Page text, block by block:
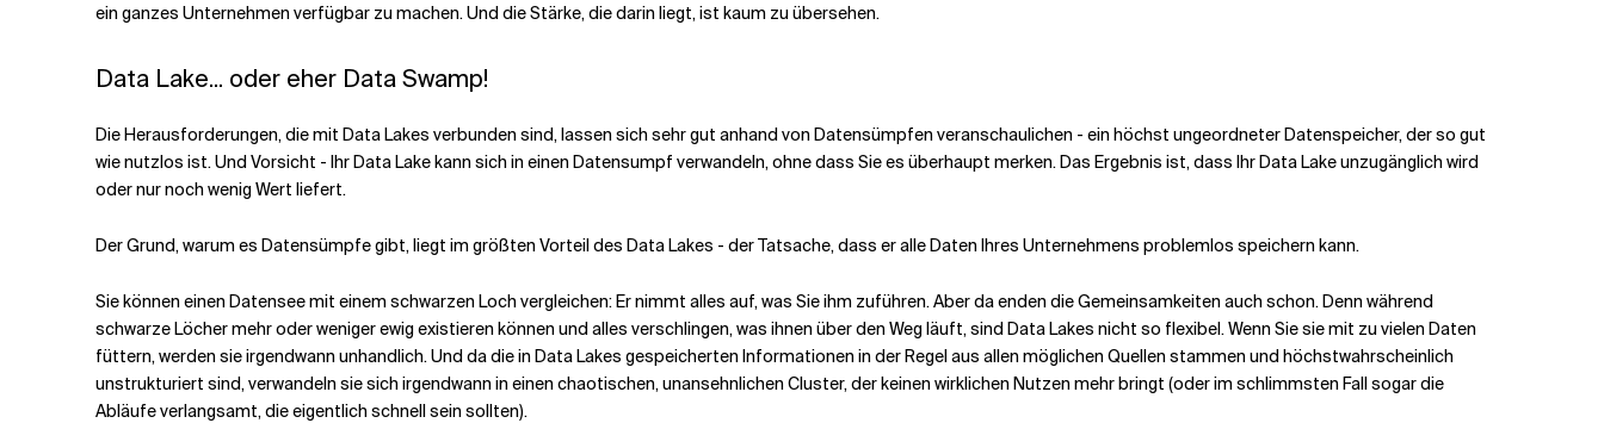
ein ganzes Unternehmen verfügbar zu machen. Und die Stärke, die darin liegt, ist kaum zu übersehen.
Data Lake... oder eher Data Swamp!
Die Herausforderungen, die mit Data Lakes verbunden sind, lassen sich sehr gut anhand von Datensümpfen veranschaulichen - ein höchst ungeordneter Datenspeicher, der so gut
wie nutzlos ist. Und Vorsicht - Ihr Data Lake kann sich in einen Datensumpf verwandeln, ohne dass Sie es überhaupt merken. Das Ergebnis ist, dass Ihr Data Lake unzugänglich wird
oder nur noch wenig Wert liefert.
Der Grund, warum es Datensümpfe gibt, liegt im größten Vorteil des Data Lakes - der Tatsache, dass er alle Daten Ihres Unternehmens problemlos speichern kann.
Sie können einen Datensee mit einem schwarzen Loch vergleichen: Er nimmt alles auf, was Sie ihm zuführen. Aber da enden die Gemeinsamkeiten auch schon. Denn während
schwarze Löcher mehr oder weniger ewig existieren können und alles verschlingen, was ihnen über den Weg läuft, sind Data Lakes nicht so flexibel. Wenn Sie sie mit zu vielen Daten
füttern, werden sie irgendwann unhandlich. Und da die in Data Lakes gespeicherten Informationen in der Regel aus allen möglichen Quellen stammen und höchstwahrscheinlich
unstrukturiert sind, verwandeln sie sich irgendwann in einen chaotischen, unansehnlichen Cluster, der keinen wirklichen Nutzen mehr bringt (oder im schlimmsten Fall sogar die
Abläufe verlangsamt, die eigentlich schnell sein sollten).